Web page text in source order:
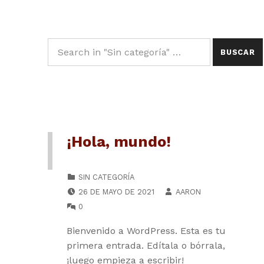
Buscar:
¡Hola, mundo!
SIN CATEGORÍA
26 DE MAYO DE 2021
AARON
0
Bienvenido a WordPress. Esta es tu
primera entrada. Edítala o bórrala,
¡luego empieza a escribir!